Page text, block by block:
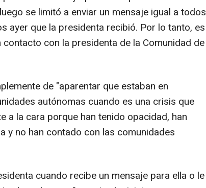
se limitó a enviar un mensaje igual a todos
ayer que la presidenta recibió. Por lo tanto, es
con la presidenta de la Comunidad de
de "aparentar que estaban en
autónomas cuando es una crisis que
a la cara porque han tenido opacidad, han
y no han contado con las comunidades
cuando recibe un mensaje para ella o le